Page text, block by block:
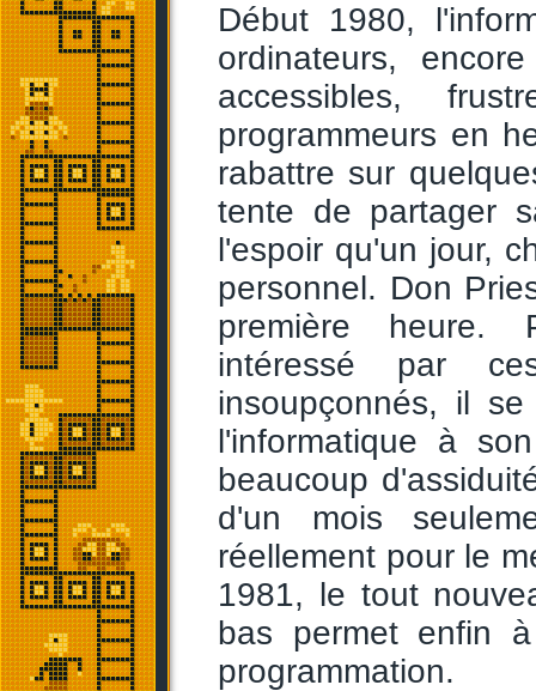
Début 1980,
ordinateurs,
accessibles,
programmeurs en
rabattre sur
tente de partager
l'espoir qu'un jour,
personnel. Don
première heure.
intéressé par
insoupçonnés, il
l'informatique à
beaucoup
d'un mois
réellement pour le
1981, le tout
bas permet enfin
programmation.